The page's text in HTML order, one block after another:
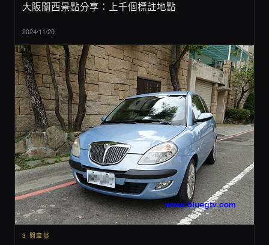
大阪關西景點分享：上千個標註地點
2024/11/20
3 閒車談